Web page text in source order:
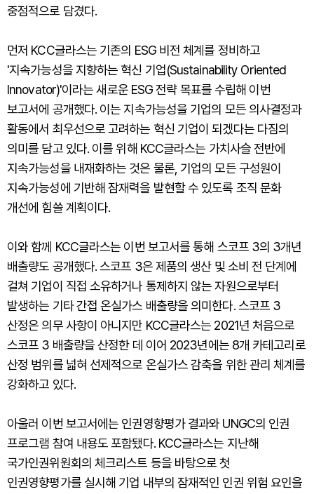
중점적으로 담겼다.
먼저 KCC글라스는 기존의 ESG 비전 체계를 정비하고
'지속가능성을 지향하는 혁신 기업(Sustainability Oriented
Innovator)'이라는 새로운 ESG 전략 목표를 수립해 이번
보고서에 공개했다. 이는 지속가능성을 기업의 모든 의사결정과
활동에서 최우선으로 고려하는 혁신 기업이 되겠다는 다짐의
의미를 담고 있다. 이를 위해 KCC글라스는 가치사슬 전반에
지속가능성을 내재화하는 것은 물론, 기업의 모든 구성원이
지속가능성에 기반해 잠재력을 발현할 수 있도록 조직 문화
개선에 힘쓸 계획이다.
이와 함께 KCC글라스는 이번 보고서를 통해 스코프 3의 3개년
배출량도 공개했다. 스코프 3은 제품의 생산 및 소비 전 단계에
걸쳐 기업이 직접 소유하거나 통제하지 않는 자원으로부터
발생하는 기타 간접 온실가스 배출량을 의미한다. 스코프 3
산정은 의무 사항이 아니지만 KCC글라스는 2021년 처음으로
스코프 3 배출량을 산정한 데 이어 2023년에는 8개 카테고리로
산정 범위를 넓혀 선제적으로 온실가스 감축을 위한 관리 체계를
강화하고 있다.
아울러 이번 보고서에는 인권영향평가 결과와 UNGC의 인권
프로그램 참여 내용도 포함됐다. KCC글라스는 지난해
국가인권위원회의 체크리스트 등을 바탕으로 첫
인권영향평가를 실시해 기업 내부의 잠재적인 인권 위험 요인을